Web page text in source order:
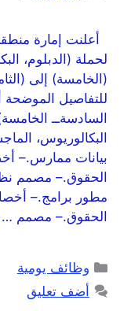
أعلنت إمارة
لحملة (الدبلوم،
(الخامسة) إلى
للتفاصيل الموضحة
السادسةــ
البكالوريوس،
بيانات ممارس.–
الحقوق.– مصمم
مطور برامج.–
الحقوق.– مصمم …
وظائف يومية
أضف تعليق